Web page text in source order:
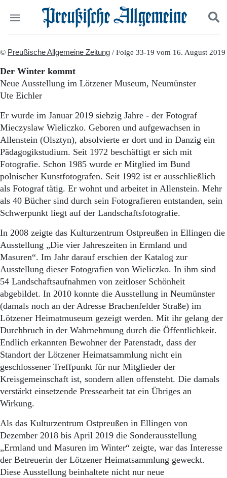
Start
Wer wir sind
Aktuelle Ausgabe
Abonnenten-Login
Abonnent werden
Abo Prämien
Archiv
Mediadaten
Politik
Panorama
Geschichte
Ostpreußen
Pommern
Berlin-Brandenburg
Schlesien
Danzig und Westpreußen
Bücher
Kontakt
Impressum
Datenschutz
Suchen und finden
© Preußische Allgemeine Zeitung / Folge 33-19 vom 16. August 2019
Der Winter kommt
Neue Ausstellung im Lötzener Museum, Neumünster
Ute Eichler
Er wurde im Januar 2019 siebzig Jahre - der Fotograf
Mieczyslaw Wieliczko. Geboren und aufgewachsen in
Allenstein (Olsztyn), absolvierte er dort und in Danzig ein
Pädagogikstudium. Seit 1972 beschäftigt er sich mit
Fotografie. Schon 1985 wurde er Mitglied im Bund
polnischer Kunstfotografen. Seit 1992 ist er ausschließlich
als Fotograf tätig. Er wohnt und arbeitet in Allenstein. Mehr
als 40 Bücher sind durch sein Fotografieren entstanden, sein
Schwerpunkt liegt auf der Landschaftsfotografie.
In 2008 zeigte das Kulturzentrum Ostpreußen in Ellingen die
Ausstellung „Die vier Jahreszeiten in Ermland und
Masuren“. Im Jahr darauf erschien der Katalog zur
Ausstellung dieser Fotografien von Wieliczko. In ihm sind
54 Landschaftsaufnahmen von zeitloser Schönheit
abgebildet. In 2010 konnte die Ausstellung in Neumünster
(damals noch an der Adresse Brachenfelder Straße) im
Lötzener Heimatmuseum gezeigt werden. Mit ihr gelang der
Durchbruch in der Wahrnehmung durch die Öffentlichkeit.
Endlich erkannten Bewohner der Patenstadt, dass der
Standort der Lötzener Heimatsammlung nicht ein
geschlossener Treffpunkt für nur Mitglieder der
Kreisgemeinschaft ist, sondern allen offensteht. Die damals
verstärkt einsetzende Pressearbeit tat ein Übriges an
Wirkung.
Als das Kulturzentrum Ostpreußen in Ellingen von
Dezember 2018 bis April 2019 die Sonderausstellung
„Ermland und Masuren im Winter“ zeigte, war das Interesse
der Betreuerin der Lötzener Heimatsammlung geweckt.
Diese Ausstellung beinhaltete nicht nur neue